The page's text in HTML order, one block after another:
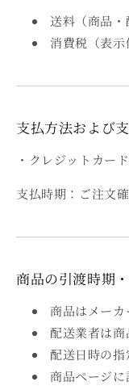
送料（商品・
消費税（表示
支払方法および
・クレジットカー
支払時期：ご注文
商品の引渡時期
商品はメーカ
配送業者は商
配送日時の指
商品ページに